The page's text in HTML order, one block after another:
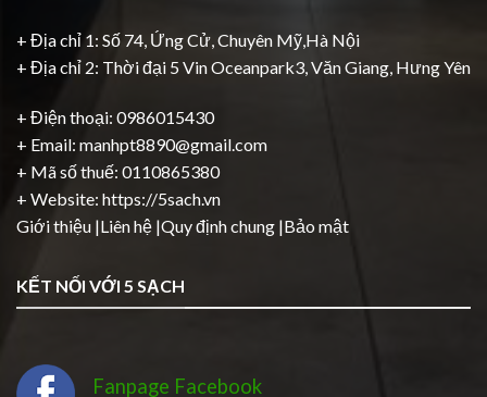
+ Địa chỉ 1: Số 74, Ứng Cử, Chuyên Mỹ,Hà Nội
+ Địa chỉ 2: Thời đại 5 Vin Oceanpark3, Văn Giang, Hưng Yên
+ Điện thoại: 0986015430
+ Email: manhpt8890@gmail.com
+ Mã số thuế: 0110865380
+ Website: https://5sach.vn
Giới thiệu |Liên hệ |Quy định chung |Bảo mật
KẾT NỐI VỚI 5 SẠCH
Fanpage Facebook